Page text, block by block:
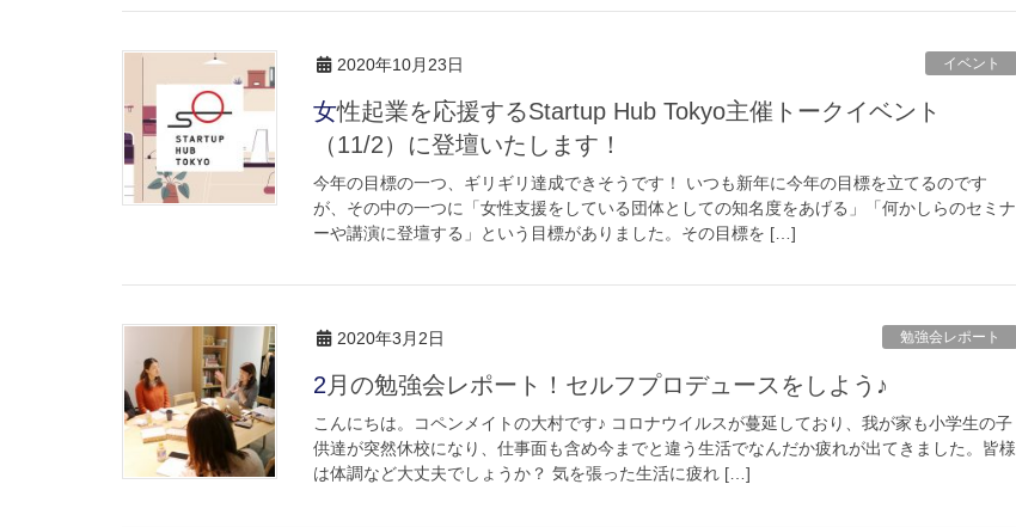
2020年10月23日 イベント
女性起業を応援するStartup Hub Tokyo主催トークイベント
（11/2）に登壇いたします！
今年の目標の一つ、ギリギリ達成できそうです！ いつも新年に今年の目標を立てるのです
が、その中の一つに「女性支援をしている団体としての知名度をあげる」「何かしらのセミナ
ーや講演に登壇する」という目標がありました。その目標を […]
2020年3月2日 勉強会レポート
2月の勉強会レポート！セルフプロデュースをしよう♪
こんにちは。コペンメイトの大村です♪ コロナウイルスが蔓延しており、我が家も小学生の子
供達が突然休校になり、仕事面も含め今までと違う生活でなんだか疲れが出てきました。皆様
は体調など大丈夫でしょうか？ 気を張った生活に疲れ […]